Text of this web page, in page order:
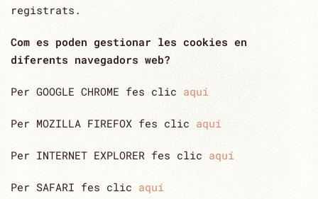
registrats.
Com es poden gestionar les cookies en
diferents navegadors web?
Per GOOGLE CHROME fes clicaquí
Per MOZILLA FIREFOX fes clicaquí
Per INTERNET EXPLORER fes clic aquí
Per SAFARI fes clic aquí